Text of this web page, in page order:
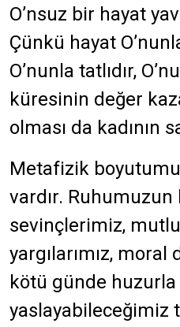
O’nsuz bir hayat
Çünkü hayat
O’nunla tatlıdır,
küresinin değer
olması da kadının
Metafizik
vardır. Ruhumuzun
sevinçlerimiz,
yargılarımız,
kötü günde huzurla
yaslayabileceğimiz